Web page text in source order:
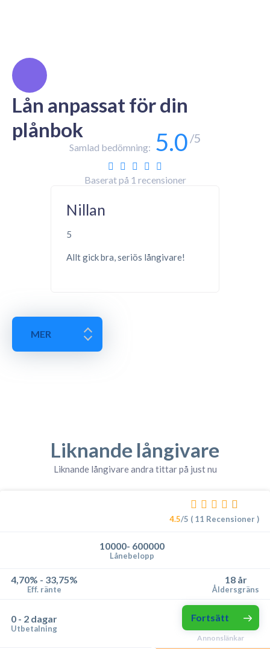
Lån anpassat för din
plånbok
Samlad bedömning: 5.0 /5
Baserat på 1 recensioner
Nillan
5
Allt gick bra, seriös långivare!
MER
Liknande långivare
Liknande långivare andra tittar på just nu
4.5/5 ( 11 Recensioner )
10000- 600000
Lånebelopp
4,70% - 33,75%
Eff. ränte
18 år
Åldersgräns
0 - 2 dagar
Utbetalning
Fortsätt
Annonslänkar